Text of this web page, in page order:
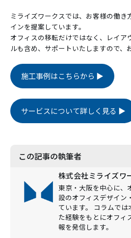
ミライズワークスでは、お客様の働
インを提案しています。
オフィスの移転だけではなく、レイア
ルも含め、サポートいたしますので、
施工事例はこちらから ▶
サービスについて詳しく見る ▶
この記事の執筆者
株式会社ミライズワ
東京・大阪を中心に、
設のオフィスデザイン
ています。 コラムで
た経験をもとにオフィ
報を発信します。